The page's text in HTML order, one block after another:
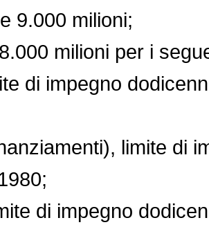
9.000 milioni;
milioni per i
di impegno
limite di
di impegno